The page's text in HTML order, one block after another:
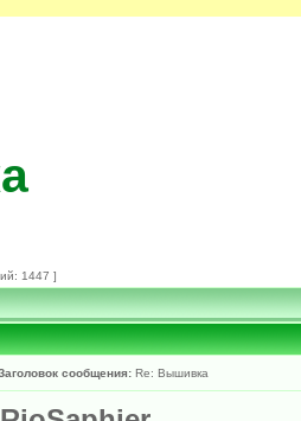
1447 ]
сообщения: Re: Вышивка